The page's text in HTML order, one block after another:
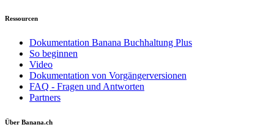
Ressourcen
Dokumentation Banana Buchhaltung Plus
So beginnen
Video
Dokumentation von Vorgängerversionen
FAQ - Fragen und Antworten
Partners
Über Banana.ch